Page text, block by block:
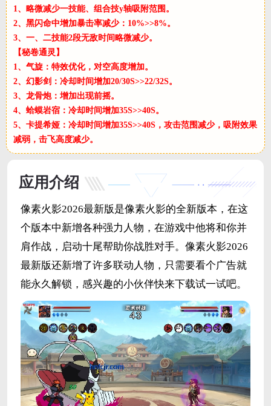
1、略微减少一技能、组合技y轴吸附范围。
2、黑闪命中增加暴击率减少：10%>>8%。
3、一、二技能2段无敌时间略微减少。
【秘卷通灵】
1、气旋：特效优化，对空高度增加。
2、幻影剑：冷却时间增加20/30S>>22/32S。
3、龙骨炮：增加出现前摇。
4、蛤蟆岩宿：冷却时间增加35S>>40S。
5、卡提希娅：冷却时间增加35S>>40S，攻击范围减少，吸附效果
减弱，击飞高度减少。
应用介绍
像素火影2026最新版是像素火影的全新版本，在这
个版本中新增各种强力人物，在游戏中他将和你并
肩作战，启动十尾帮助你战胜对手。像素火影2026
最新版还新增了许多联动人物，只需要看个广告就
能永久解锁，感兴趣的小伙伴快来下载试一试吧。